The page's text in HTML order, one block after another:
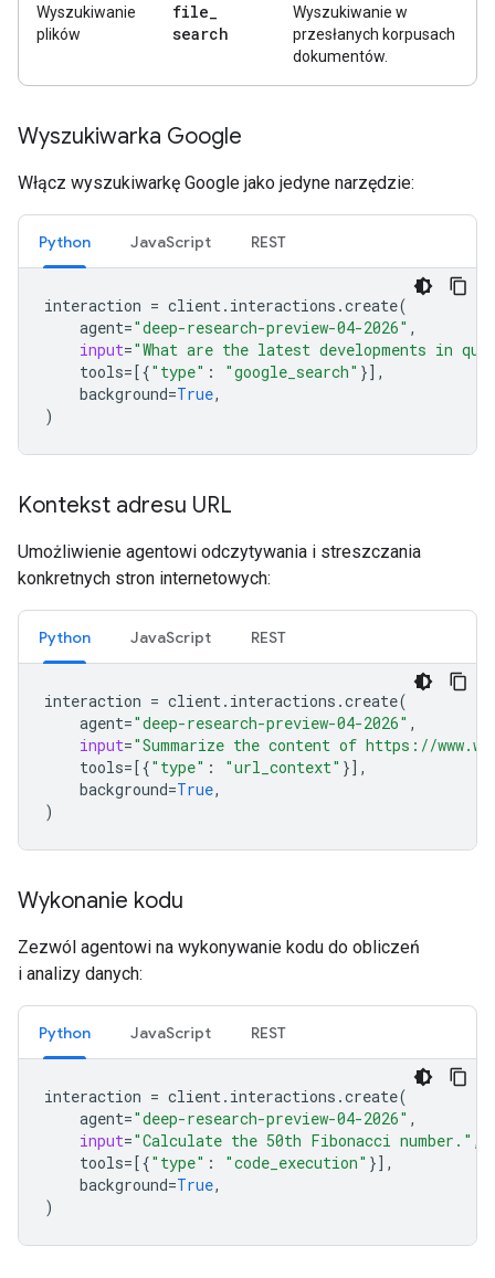
Wyszukiwanie
plików
file_
search
Wyszukiwanie w
przesłanych korpusach
dokumentów.
Wyszukiwarka Google
Włącz wyszukiwarkę Google jako jedyne narzędzie:
Python JavaScript REST
interaction = client. interactions .create(
agent="deep-research-preview-04-2026" ,
input="What are the latest developments in
tools=[{"type" : "google_search" }],
background=True,
)
Kontekst adresu URL
Umożliwienie agentowi odczytywania i streszczania
konkretnych stron internetowych:
Python JavaScript REST
interaction = client. interactions .create(
agent="deep-research-preview-04-2026" ,
input="Summarize the content of https://
tools=[{"type" : "url_context" }],
background=True,
)
Wykonanie kodu
Zezwól agentowi na wykonywanie kodu do obliczeń
i analizy danych:
Python JavaScript REST
interaction = client. interactions .create(
agent="deep-research-preview-04-2026" ,
input="Calculate the 50th Fibonacci number." ,
tools=[{"type" : "code_execution" }],
background=True,
)